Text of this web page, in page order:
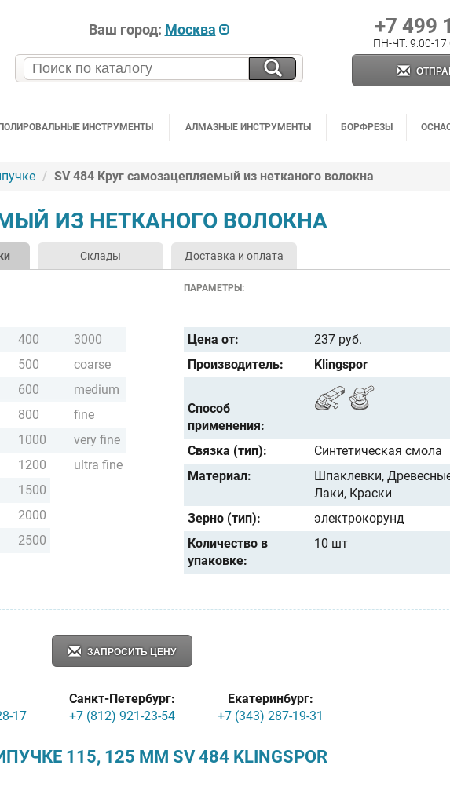
Ваш город: Москва +7 499
ПН-ЧТ: 9:00-
ИНСТРУМЕНТЫ АЛМАЗНЫЕ ИНСТРУМЕНТЫ БОРФРЕЗЫ
SV 484 Круг самозацепляемый из нетканого волокна
ИЗ НЕТКАНОГО ВОЛОКНА
Склады Доставка и оплата
400
500
600
800
1000
1200
1500
2000
2500
3000
coarse
medium
fine
very fine
ultra fine
ПАРАМЕТРЫ:
Цена от:
237 руб.
Производитель:
Klingspor
Способ
применения:
Связка (тип):
Синтетическая смола
Материал:
Шпаклевки,
Лаки, Краски
Зерно (тип):
электрокорунд
Количество в
упаковке:
10 шт
ЗАПРОСИТЬ ЦЕНУ
17
Санкт-Петербург:
+7 (812) 921-23-54
Екатеринбург:
+7 (343) 287-19-31
115, 125 ММ SV 484 KLINGSPOR